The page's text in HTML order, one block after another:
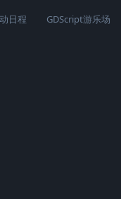
日程 GDScript游乐场